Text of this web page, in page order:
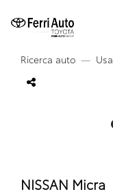
Ricerca auto
NISSAN Micra